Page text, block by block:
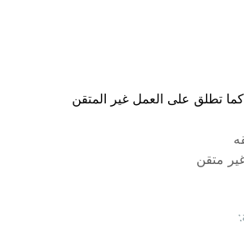
تطلق على العمل غير المتقن
متقن